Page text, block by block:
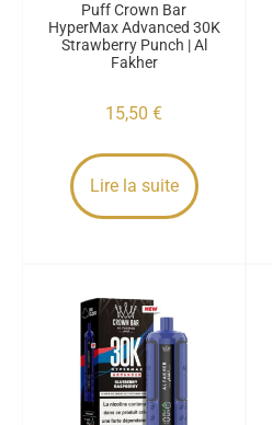
Puff Crown Bar
HyperMax Advanced 30K
Strawberry Punch | Al
Fakher
15,50 €
Lire la suite